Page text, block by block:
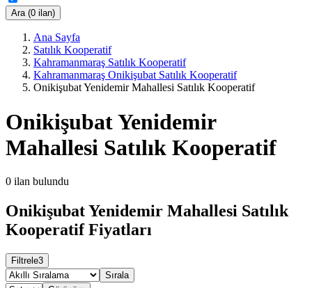
Ara (0 ilan)
Ana Sayfa
Satılık Kooperatif
Kahramanmaraş Satılık Kooperatif
Kahramanmaraş Onikişubat Satılık Kooperatif
Onikişubat Yenidemir Mahallesi Satılık Kooperatif
Onikişubat Yenidemir
Mahallesi Satılık Kooperatif
0 ilan bulundu
Onikişubat Yenidemir Mahallesi Satılık
Kooperatif Fiyatları
Filtrele3
Sırala